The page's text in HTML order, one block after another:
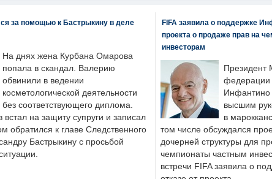
за помощью к Бастрыкину в деле
На днях жена Курбана Омарова
попала в скандал. Валерию
обвинили в ведении
косметологической деятельности
без соответствующего диплома.
на защиту супруги и записал
обратился к главе Следственного
Бастрыкину с просьбой
FIFA заявила о поддержке
проекта о продаже прав на
инвесторам
Президент
федерации
Инфантино
высшим
в
том числе обсуждался
дочерней структуры для
чемпионаты частным
встречи FIFA заявила о